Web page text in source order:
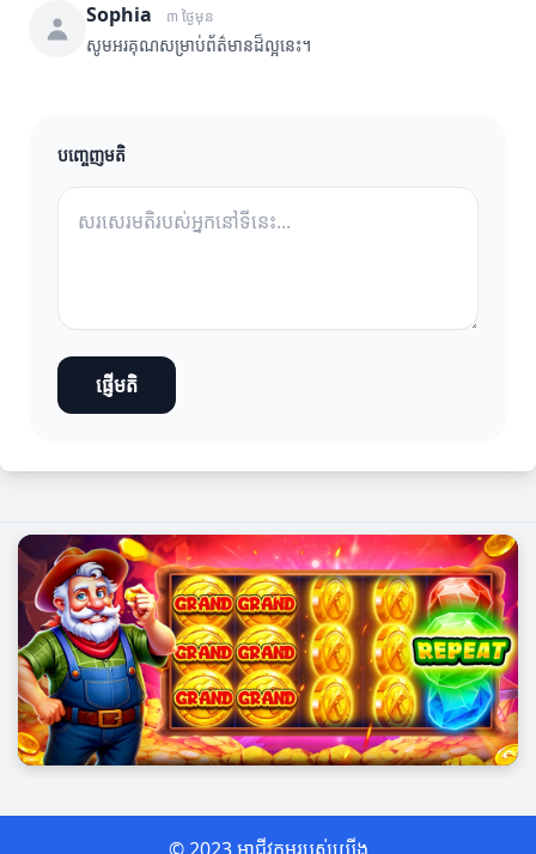
Sophia ៣ ថ្ងៃមុន
សូមអរគុណសម្រាប់ព័ត៌មានដ៏ល្អនេះ។
បញ្ចេញមតិ
ផ្ញើមតិ